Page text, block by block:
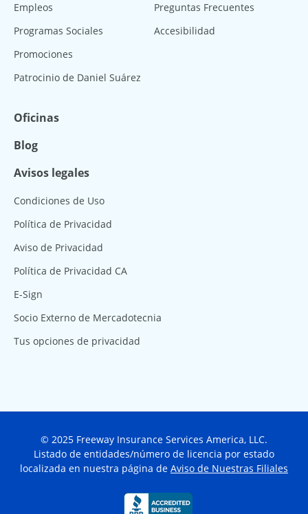
Empleos
Programas Sociales
Promociones
Patrocinio de Daniel Suárez
Preguntas Frecuentes
Accesibilidad
Oficinas
Blog
Avisos legales
Condiciones de Uso
Política de Privacidad
Aviso de Privacidad
Política de Privacidad CA
E-Sign
Socio Externo de Mercadotecnia
Tus opciones de privacidad
© 2025 Freeway Insurance Services America, LLC.
Listado de entidades/número de licencia por estado
localizada en nuestra página de Aviso de Nuestras Filiales